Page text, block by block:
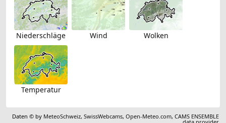
Niederschläge Wind Wolken
Temperatur
Daten © by MeteoSchweiz,SwissWebcams,Open-Meteo.com,CAMS ENSEMBLE